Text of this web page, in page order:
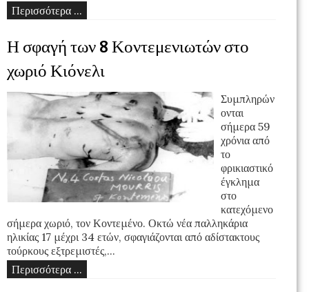
Περισσότερα ...
Η σφαγή των 8 Κοντεμενιωτών στο
χωριό Κιόνελι
Συμπληρών
ονται
σήμερα 59
χρόνια από
το
φρικιαστικό
έγκλημα
στο
κατεχόμενο
σήμερα χωριό, τον Κοντεμένο. Οκτώ νέα παλληκάρια
ηλικίας 17 μέχρι 34 ετών, σφαγιάζονται από αδίστακτους
τούρκους εξτρεμιστές,...
Περισσότερα ...